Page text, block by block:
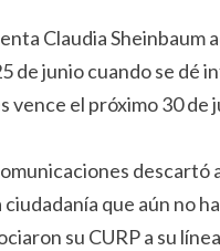
Claudia Sheinbaum
de junio cuando se dé
vence el próximo 30 de
que aún no
su CURP a su